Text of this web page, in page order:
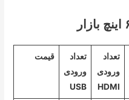
تعداد
ورودی
HDMI
تعداد
ورودی
USB
قیمت